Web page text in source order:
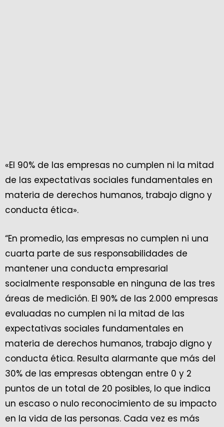
«El 90% de las empresas no cumplen ni la mitad
de las expectativas sociales fundamentales en
materia de derechos humanos, trabajo digno y
conducta ética».
“En promedio, las empresas no cumplen ni una
cuarta parte de sus responsabilidades de
mantener una conducta empresarial
socialmente responsable en ninguna de las tres
áreas de medición. El 90% de las 2.000 empresas
evaluadas no cumplen ni la mitad de las
expectativas sociales fundamentales en
materia de derechos humanos, trabajo digno y
conducta ética. Resulta alarmante que más del
30% de las empresas obtengan entre 0 y 2
puntos de un total de 20 posibles, lo que indica
un escaso o nulo reconocimiento de su impacto
en la vida de las personas. Cada vez es más